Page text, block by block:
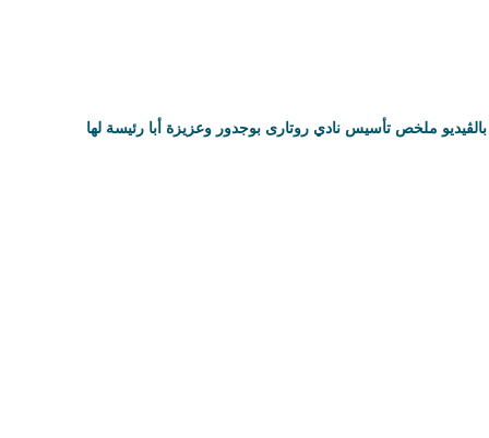
بالڨيديو ملخص تأسيس نادي روتارى بوجدور وعزيزة أبا رئيسة لها